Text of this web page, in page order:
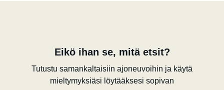
Eikö ihan se, mitä etsit?
Tutustu samankaltaisiin ajoneuvoihin ja käytä
mieltymyksiäsi löytääksesi sopivan